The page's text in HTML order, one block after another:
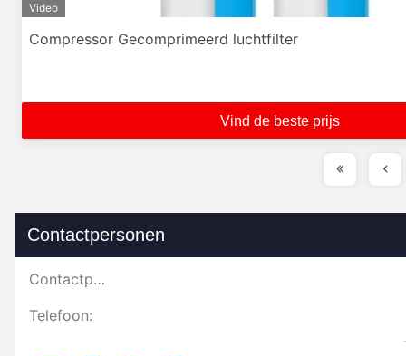
Video
Compressor Gecomprimeerd luchtfilter
Vind de beste prijs
Contactpersonen
Contactpersonen:
Telefoon: